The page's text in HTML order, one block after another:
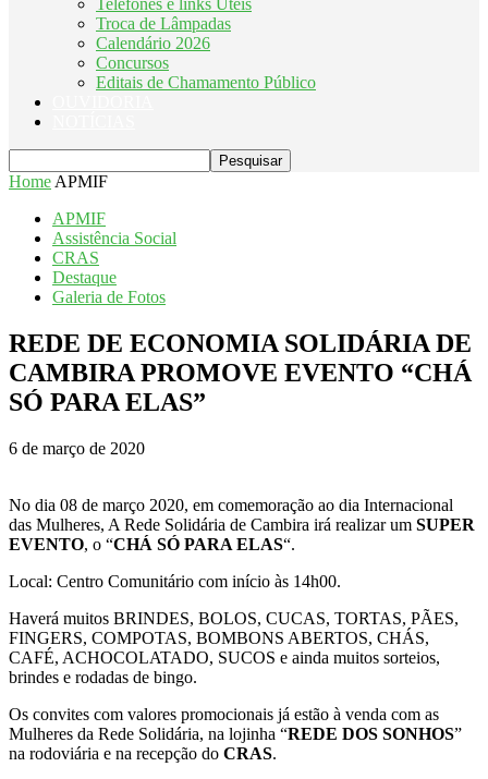
Telefones e links Úteis
Troca de Lâmpadas
Calendário 2026
Concursos
Editais de Chamamento Público
Home APMIF
APMIF
Assistência Social
CRAS
Destaque
Galeria de Fotos
REDE DE ECONOMIA SOLIDÁRIA DE
CAMBIRA PROMOVE EVENTO “CHÁ
SÓ PARA ELAS”
6 de março de 2020
No dia 08 de março 2020, em comemoração ao dia Internacional
das Mulheres, A Rede Solidária de Cambira irá realizar um SUPER
EVENTO, o “CHÁ SÓ PARA ELAS“.
Local: Centro Comunitário com início às 14h00.
Haverá muitos BRINDES, BOLOS, CUCAS, TORTAS, PÃES,
FINGERS, COMPOTAS, BOMBONS ABERTOS, CHÁS,
CAFÉ, ACHOCOLATADO, SUCOS e ainda muitos sorteios,
brindes e rodadas de bingo.
Os convites com valores promocionais já estão à venda com as
Mulheres da Rede Solidária, na lojinha “REDE DOS SONHOS”
na rodoviária e na recepção do CRAS.